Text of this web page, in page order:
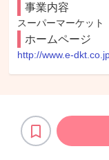
事業内容
スーパーマーケット
ホームページ
http://www.e-